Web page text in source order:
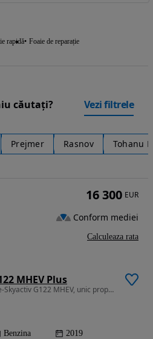
rapidă Foaie de reparație
căutați? Vezi filtrele
Prejmer Rasnov Tohanu
MHEV Plus
1998 cm3 • 122 CP • Mazda 3 e-Skyactiv G122 MHEV, unic proprietar, înmatriculată în 2020.
Benzina 2019
16 300 EUR
Conform mediei
Calculeaza rata